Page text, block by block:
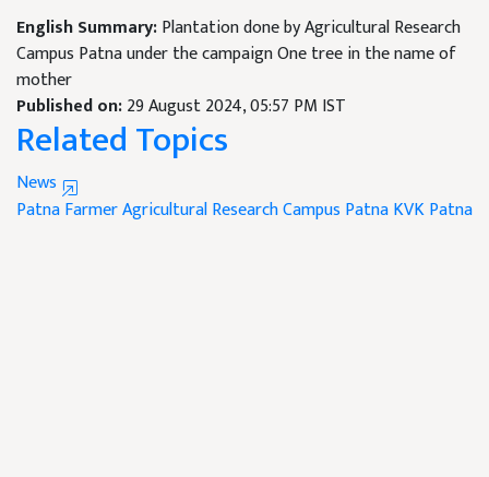
English Summary:Plantation done by Agricultural Research
Campus Patna under the campaign One tree in the name of
mother
Published on:29 August 2024, 05:57 PM IST
Related Topics
News
Patna FarmerAgricultural Research Campus PatnaKVK Patna